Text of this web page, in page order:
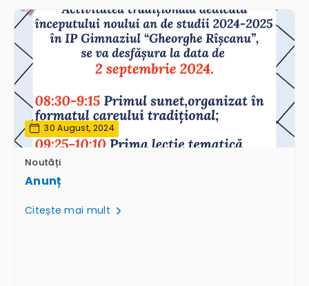
30 August, 2024
Noutăți
Anunț
Citește mai mult